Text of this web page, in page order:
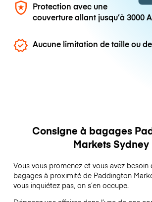
Protection avec une
couverture allant jusqu’à3000
Aucune limitation de taille ou
Consigne à bagages
Markets Sydney
Vous vous promenez et vous avez
bagages à proximité de Paddington
vous inquiétez pas, on s’en occupe.